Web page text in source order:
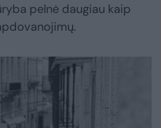
pelnė daugiau kaip